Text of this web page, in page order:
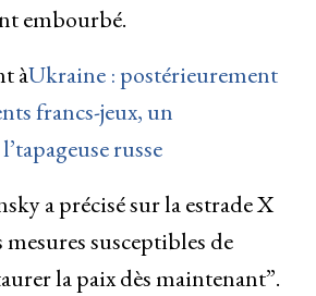
embourbé.
àUkraine : postérieurement
francs-jeux, un
russe
a précisé sur la estrade X
susceptibles de
la paix dès maintenant”.